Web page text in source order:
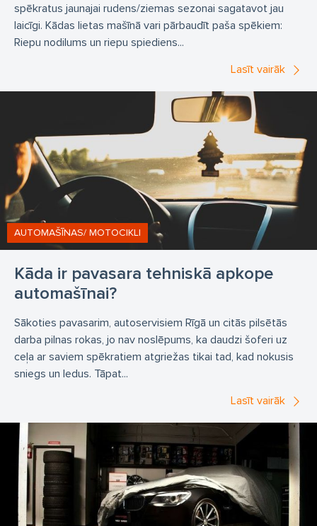
spēkratus jaunajai rudens/ziemas sezonai sagatavot jau
laicīgi. Kādas lietas mašīnā vari pārbaudīt paša spēkiem:
Riepu nodilums un riepu spiediens...
Lasīt vairāk
Kāda ir pavasara tehniskā apkope
automašīnai?
AUTOMAŠĪNAS/ MOTOCIKLI
Sākoties pavasarim, autoservisiem Rīgā un citās pilsētās
darba pilnas rokas, jo nav noslēpums, ka daudzi šoferi uz
ceļa ar saviem spēkratiem atgriežas tikai tad, kad nokusis
sniegs un ledus. Tāpat...
Lasīt vairāk